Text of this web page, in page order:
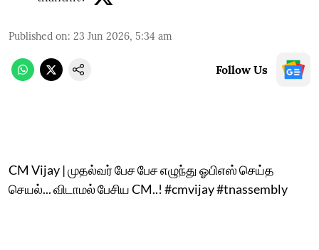
Published on: 23 Jun 2026, 5:34 am
Follow Us
CM Vijay | முதல்வர் பேச பேச எழுந்து ஓபிஎஸ் செய்த
செயல்... விடாமல் பேசிய CM..! #cmvijay #tnassembly